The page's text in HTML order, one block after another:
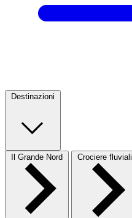
Destinazioni
Il Grande Nord Crociere fluviali